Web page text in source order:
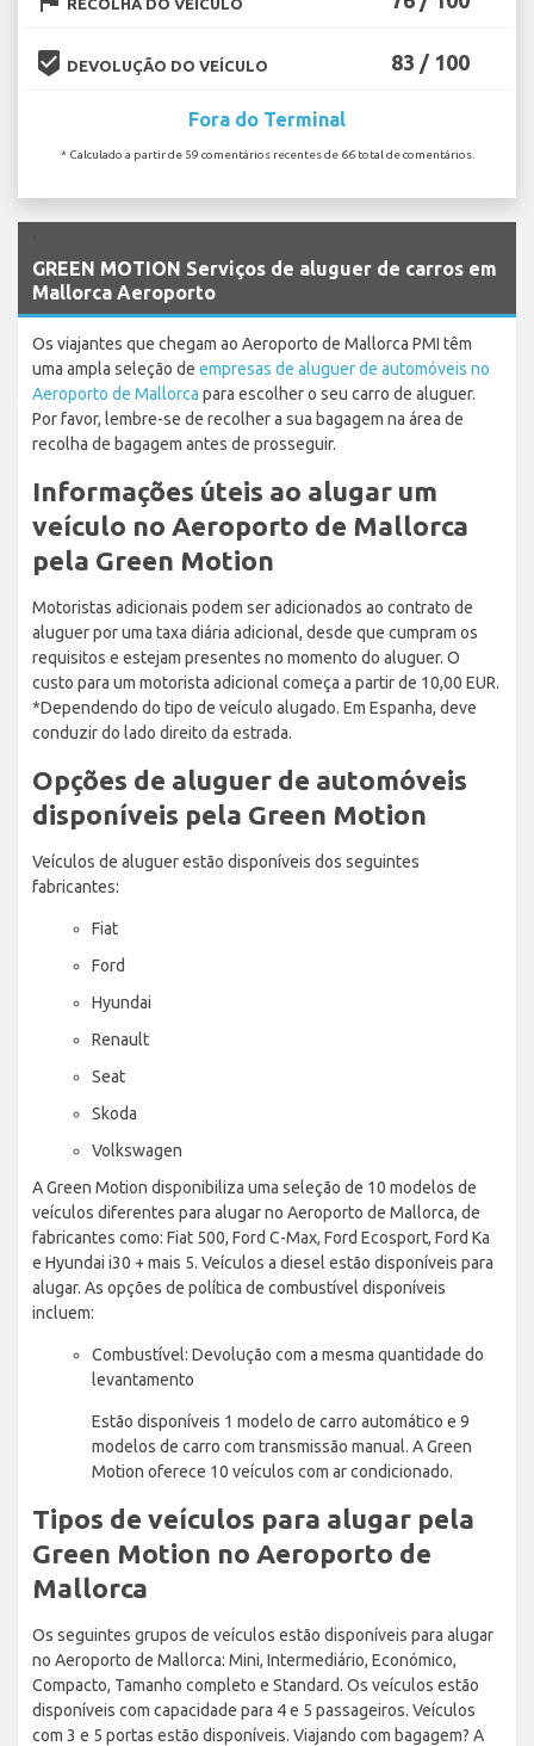
beenhere DEVOLUÇÃO DO VEÍCULO 83 / 100
Fora do Terminal
* Calculado a partir de 59 comentários recentes de 66 total de comentários.
GREEN MOTION Serviços de aluguer de carros em
Mallorca Aeroporto
Os viajantes que chegam ao Aeroporto de Mallorca PMI têm
uma ampla seleção de empresas de aluguer de automóveis no
Aeroporto de Mallorca para escolher o seu carro de aluguer.
Por favor, lembre-se de recolher a sua bagagem na área de
recolha de bagagem antes de prosseguir.
Informações úteis ao alugar um
veículo no Aeroporto de Mallorca
pela Green Motion
Motoristas adicionais podem ser adicionados ao contrato de
aluguer por uma taxa diária adicional, desde que cumpram os
requisitos e estejam presentes no momento do aluguer. O
custo para um motorista adicional começa a partir de 10,00 EUR.
*Dependendo do tipo de veículo alugado. Em Espanha, deve
conduzir do lado direito da estrada.
Opções de aluguer de automóveis
disponíveis pela Green Motion
Veículos de aluguer estão disponíveis dos seguintes
fabricantes:
Fiat
Ford
Hyundai
Renault
Seat
Skoda
Volkswagen
A Green Motion disponibiliza uma seleção de 10 modelos de
veículos diferentes para alugar no Aeroporto de Mallorca, de
fabricantes como: Fiat 500, Ford C-Max, Ford Ecosport, Ford Ka
e Hyundai i30 + mais 5. Veículos a diesel estão disponíveis para
alugar. As opções de política de combustível disponíveis
incluem:
Combustível: Devolução com a mesma quantidade do
levantamento
Estão disponíveis 1 modelo de carro automático e 9
modelos de carro com transmissão manual. A Green
Motion oferece 10 veículos com ar condicionado.
Tipos de veículos para alugar pela
Green Motion no Aeroporto de
Mallorca
Os seguintes grupos de veículos estão disponíveis para alugar
no Aeroporto de Mallorca: Mini, Intermediário, Económico,
Compacto, Tamanho completo e Standard. Os veículos estão
disponíveis com capacidade para 4 e 5 passageiros. Veículos
com 3 e 5 portas estão disponíveis. Viajando com bagagem? A